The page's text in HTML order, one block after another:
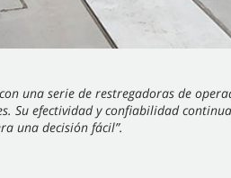
una serie de restregadoras de
Su efectividad y confiabilidad
una decisión fácil”.